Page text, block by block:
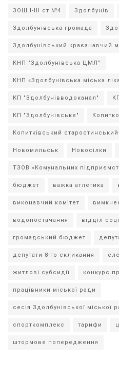
ЗОШ І-ІІІ ст №4 Здолбунів
Здолбунівська громада
Здолбунівський краєзнавчий
КНП "Здолбунівська ЦМЛ"
КНП «Здолбунівська міська
КП "Здолбунівводоканал"
КП "Здолбунівське"
Копитківський старостинський
Новомильськ Новосілки
ТЗОВ «Комунальних
бюджет важка атлетика
виконавчий комітет
водопостачання відділ
громадський бюджет
депутати 8-го скликання
житлові субсидії конкурс
працівники міської ради
сесія Здолбунівської міської
спорткомплекс тарифи
штормове попередження